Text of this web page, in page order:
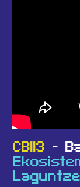
CB113-